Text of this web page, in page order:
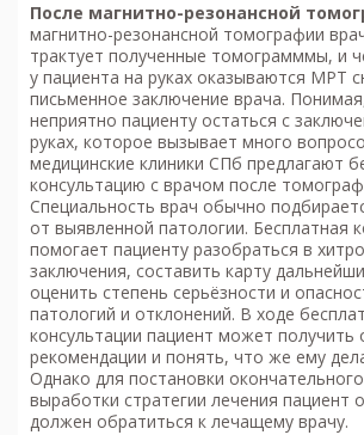
После магнитно-резонансной
магнитно-резонансной томографии
трактует полученные томограмммы, и
у пациента на руках оказываются МРТ
письменное заключение врача.
неприятно пациенту остаться с
руках, которое вызывает много
медицинские клиники СПб предлагают
консультацию с врачом после
Специальность врач обычно
от выявленной патологии. Бесплатная
помогает пациенту разобраться в
заключения, составить карту
оценить степень серьёзности и
патологий и отклонений. В ходе
консультации пациент может получить
рекомендации и понять, что же ему
Однако для постановки
выработки стратегии лечения пациент
должен обратиться к лечащему врачу.